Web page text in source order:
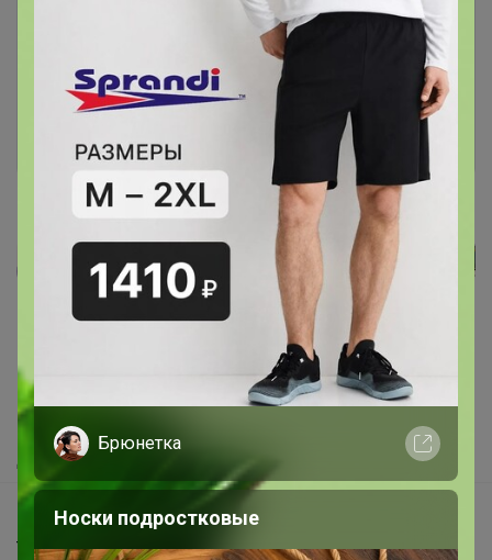
Чтобы ответить или задать вопрос
необходимо авторизоваться на сайте
Это займет меньше минуты
Зарегистрироваться
Как сделать заказ?
Как получить?
Доставка
Шоурумы
Торговые марки
Брюнетка
Носки подростковые